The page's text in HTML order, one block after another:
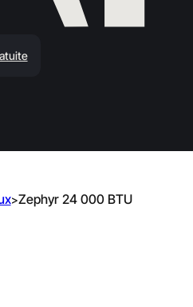
>Zephyr 24 000 BTU